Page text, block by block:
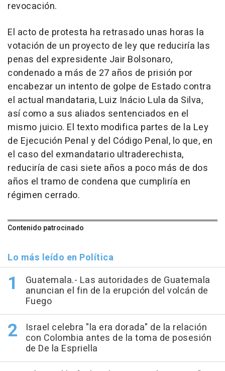
revocación.
El acto de protesta ha retrasado unas horas la
votación de un proyecto de ley que reduciría las
penas del expresidente Jair Bolsonaro,
condenado a más de 27 años de prisión por
encabezar un intento de golpe de Estado contra
el actual mandataria, Luiz Inácio Lula da Silva,
así como a sus aliados sentenciados en el
mismo juicio. El texto modifica partes de la Ley
de Ejecución Penal y del Código Penal, lo que, en
el caso del exmandatario ultraderechista,
reduciría de casi siete años a poco más de dos
años el tramo de condena que cumpliría en
régimen cerrado.
Contenido patrocinado
Lo más leído en Política
Guatemala.- Las autoridades de Guatemala
anuncian el fin de la erupción del volcán de
Fuego
Israel celebra "la era dorada" de la relación
con Colombia antes de la toma de posesión
de De la Espriella